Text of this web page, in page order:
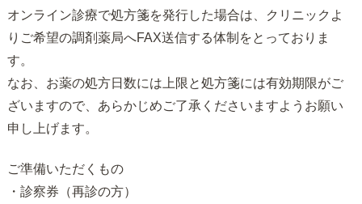
オンライン診療で処方箋を発行した場合は、クリニックよ
りご希望の調剤薬局へFAX送信する体制をとっておりま
す。
なお、お薬の処方日数には上限と処方箋には有効期限がご
ざいますので、あらかじめご了承くださいますようお願い
申し上げます。
ご準備いただくもの
・診察券（再診の方）